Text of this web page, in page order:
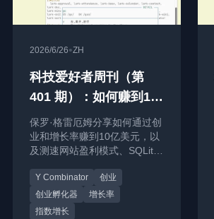
2026/6/26•ZH
科技爱好者周刊（第
401 期）：如何赚到10
亿美元
保罗·格雷厄姆分享如何通过创
业和增长率赚到10亿美元，以
及测速网站盈利模式、SQLite
Y Combinator
创业
创业孵化器
增长率
指数增长